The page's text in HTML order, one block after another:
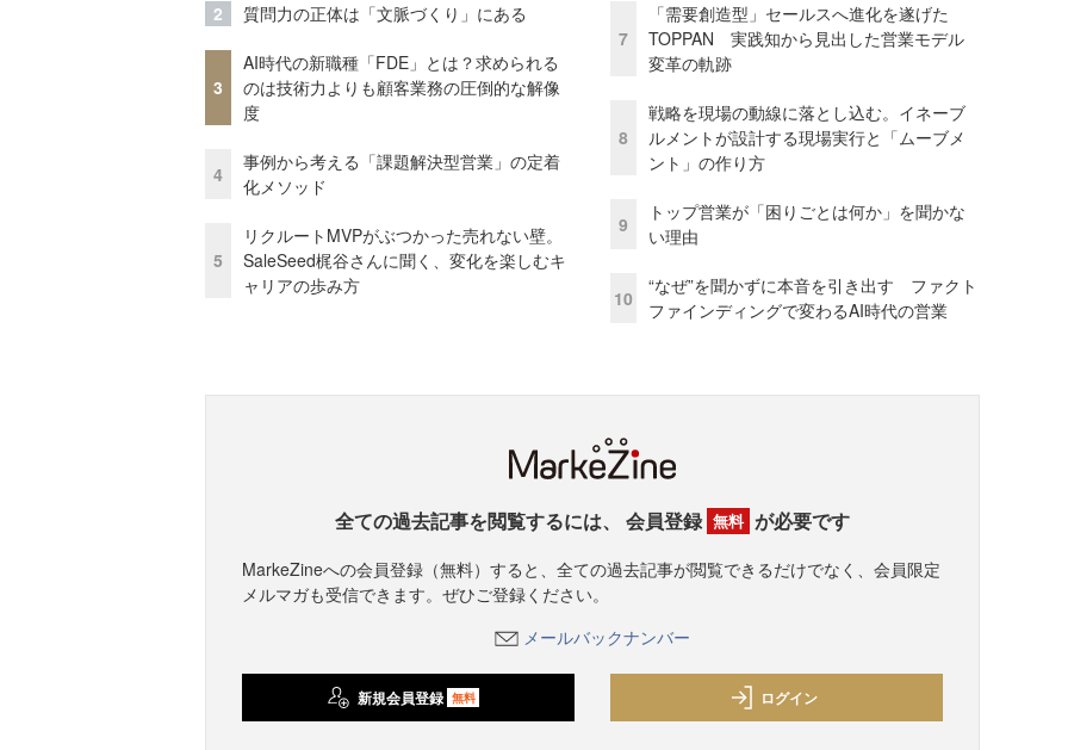
2 質問力の正体は「文脈づくり」にある
3
AI時代の新職種「FDE」とは？求められる
のは技術力よりも顧客業務の圧倒的な解像
度
4
事例から考える「課題解決型営業」の定着
化メソッド
5
リクルートMVPがぶつかった売れない壁。
SaleSeed梶谷さんに聞く、変化を楽しむキ
ャリアの歩み方
7
「需要創造型」セールスへ進化を遂げた
TOPPAN 実践知から見出した営業モデル
変革の軌跡
8
戦略を現場の動線に落とし込む。イネーブ
ルメントが設計する現場実行と「ムーブメ
ント」の作り方
9
トップ営業が「困りごとは何か」を聞かな
い理由
10
“なぜ”を聞かずに本音を引き出す ファクト
ファインディングで変わるAI時代の営業
全ての過去記事を閲覧するには、 会員登録 無料 が必要です
MarkeZineへの会員登録（無料）すると、全ての過去記事が閲覧できるだけでなく、会員限定
メルマガも受信できます。ぜひご登録ください。
メールバックナンバー
新規会員登録 無料 ログイン